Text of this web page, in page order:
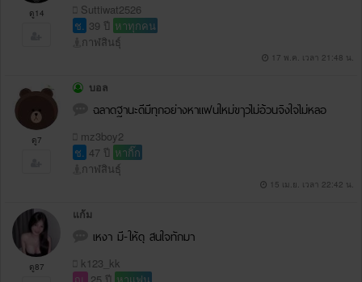
ดู14
Suttiwat2526
ช. 39 ปี หาทุกคน
กาฬสินธุ์
17 พ.ค. เวลา 21:48 น.
ดู7
บอล
ฉลาดฐานะดีมีทุกอย่างหาแฟนใหม่ขๅวไม่อ้วนจิงใจไม่หลอ
mz3boy2
ช. 47 ปี หากิ๊ก
กาฬสินธุ์
15 เม.ย. เวลา 22:42 น.
ดู87
แก้ม
เหงา มี-ให้ดุ สนใจทักมา
k123_kk